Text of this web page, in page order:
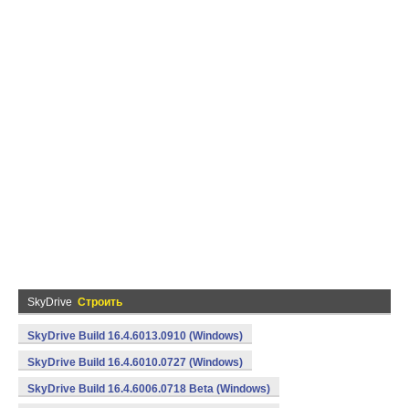
SkyDrive Строить
SkyDrive Build 16.4.6013.0910 (Windows)
SkyDrive Build 16.4.6010.0727 (Windows)
SkyDrive Build 16.4.6006.0718 Beta (Windows)